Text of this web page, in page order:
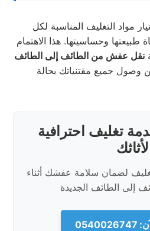
مواد التغليف المناسبة لكل
وحساسيتها. هذا الاهتمام
نقل عفش من الطائف إلى الطائف
وصول جميع مقتنياتك بحالة
تغليف احترافية
لأثاثك
لضمان سلامة عفشك أثناء
إلى الطائف الجديدة